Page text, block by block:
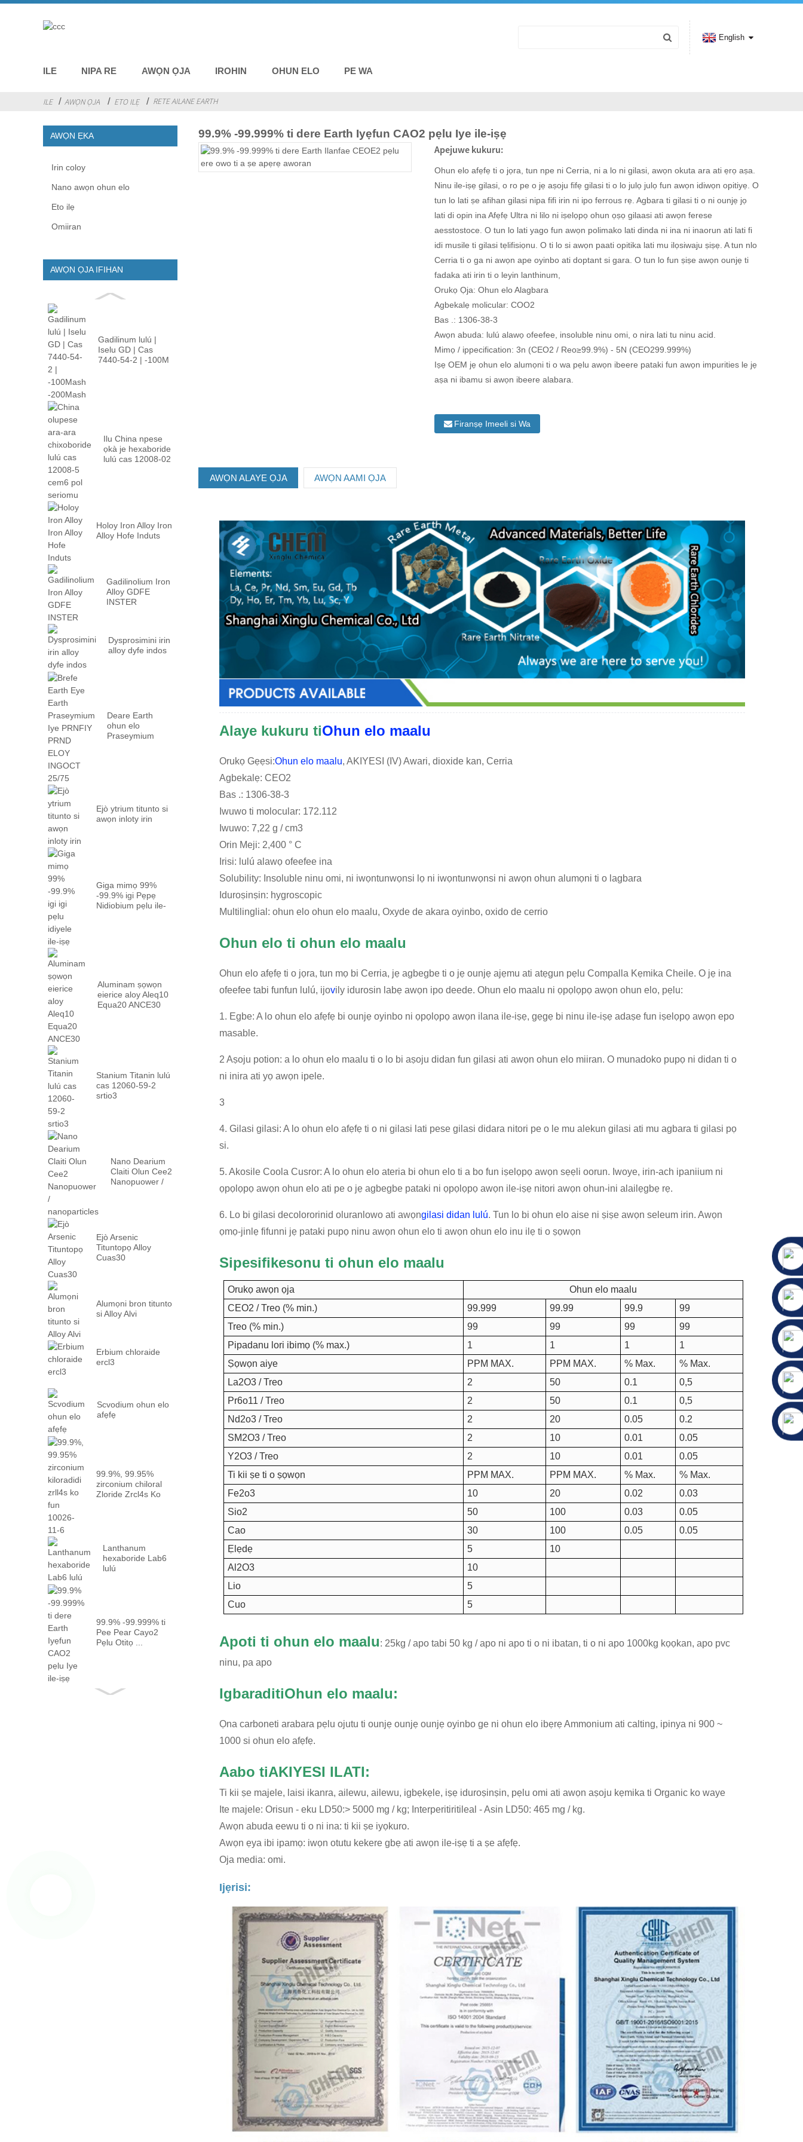
ILE NIPA RE AWỌN ỌJA IROHIN OHUN ELO PE WA
English
ILE AWỌN ỌJA ETO ILẸ RETE AILANE EARTH
AWỌN ẸKA
Irin coloy
Nano awọn ohun elo
Eto ilẹ
Omiiran
AWỌN ỌJA IFIHAN
Gadilinum lulú |
Iselu GD | Cas
7440-54-2 | -100M
Ilu China npese
ọkà je hexaboride
lulú cas 12008-02
Holoy Iron Alloy Iron
Alloy Hofe Induts
Gadilinolium Iron
Alloy GDFE
INSTER
Dysprosimini irin
alloy dyfe indos
Deare Earth
ohun elo
Praseymium
Ejò ytrium titunto si
awọn inloty irin
Giga mimọ 99%
-99.9% igi Pẹpẹ
Nidiobium pẹlu ile-
Aluminam ṣọwọn
eierice aloy Aleq10
Equa20 ANCE30
Stanium Titanin lulú
cas 12060-59-2
srtio3
Nano Dearium
Claiti Olun Cee2
Nanopuower /
Ejò Arsenic
Tituntopọ Alloy
Cuas30
Alumọni bron titunto
si Alloy Alvi
Erbium chloraide
ercl3
Scvodium ohun elo
afẹfẹ
99.9%, 99.95%
zirconium chiloral
Zloride Zrcl4s Ko
Lanthanum
hexaboride Lab6
lulú
99.9% -99.999% ti
Pee Pear Cayo2
Pẹlu Otitọ ...
99.9% -99.999% ti dere Earth Iyẹfun CAO2 pẹlu Iye ile-iṣẹ
Apejuwe kukuru:
Ohun elo afẹfẹ ti o jọra, tun npe ni Cerria, ni a lo ni gilasi, awọn okuta ara ati ẹrọ aṣa.
Ninu ile-iṣẹ gilasi, o ro pe o jẹ aṣoju fifẹ gilasi ti o lo julọ julọ fun awọn idiwọn opitiyẹ. O
tun lo lati ṣe afihan gilasi nipa fifi irin ni ipo ferrous rẹ. Agbara ti gilasi ti o ni ounjẹ jọ
lati di opin ina Afẹfẹ Ultra ni lilo ni iṣelọpọ ohun ọṣọ gilaasi ati awọn ferese
aesstostoce. O tun lo lati yago fun awọn polimako lati dinda ni ina ni inaorun ati lati fi
idi musile ti gilasi tẹlifisiọnu. O ti lo si awọn paati opitika lati mu ilọsiwaju ṣiṣẹ. A tun nlo
Cerria ti o ga ni awọn ape oyinbo ati doptant si gara. O tun lo fun ṣiṣe awọn ounjẹ ti
fadaka ati irin ti o leyin lanthinum,
Orukọ Ọja: Ohun elo Alagbara
Agbekalẹ molicular: COO2
Bas .: 1306-38-3
Awọn abuda: lulú alawọ ofeefee, insoluble ninu omi, o nira lati tu ninu acid.
Mimọ / ippecification: 3n (CEO2 / Reo≥99.9%) - 5N (CEO299.999%)
Iṣẹ OEM jẹ ohun elo alumọni ti o wa pẹlu awọn ibeere pataki fun awọn impurities le jẹ
aṣa ni ibamu si awọn ibeere alabara.
Firanṣẹ Imeeli si Wa
AWỌN ALAYE ỌJA AWỌN AAMI ỌJA
Alaye kukuru tiOhun elo maalu
Orukọ Gẹẹsi:Ohun elo maalu, AKIYESI (IV) Awari, dioxide kan, Cerria
Agbekalẹ: CEO2
Bas .: 1306-38-3
Iwuwo ti molocular: 172.112
Iwuwo: 7,22 g / cm3
Orin Meji: 2,400 ° C
Irisi: lulú alawọ ofeefee ina
Solubility: Insoluble ninu omi, ni iwọntunwọnsi lọ ni iwọntunwọnsi ni awọn ohun alumọni ti o lagbara
Iduroṣinṣin: hygroscopic
Multilinglial: ohun elo ohun elo maalu, Oxyde de akara oyinbo, oxido de cerrio
Ohun elo ti ohun elo maalu
Ohun elo afẹfẹ ti o jọra, tun mọ bi Cerria, jẹ agbegbe ti o jẹ ounjẹ ajẹmu ati atẹgun pẹlu Compalla Kẹmika Cheile. O jẹ ina
ofeefee tabi funfun lulú, ijovily idurosin labẹ awọn ipo deede. Ohun elo maalu ni ọpọlọpọ awọn ohun elo, pẹlu:
1. Egbe: A lo ohun elo afẹfẹ bi ounjẹ oyinbo ni ọpọlọpọ awọn ilana ile-iṣẹ, gẹgẹ bi ninu ile-iṣẹ adaṣe fun iṣelọpọ awọn epo
masable.
2 Aṣoju potion: a lo ohun elo maalu ti o lo bi aṣoju didan fun gilasi ati awọn ohun elo miiran. O munadoko pupọ ni didan ti o
ni inira ati yọ awọn ipele.
3
4. Gilasi gilasi: A lo ohun elo afẹfẹ ti o ni gilasi lati pese gilasi didara nitori pe o le mu alekun gilasi ati mu agbara ti gilasi pọ
si.
5. Akosile Coola Cusror: A lo ohun elo ateria bi ohun elo ti a bo fun iṣelọpọ awọn sẹẹli oorun. Iwoye, irin-ach ipaniium ni
ọpọlọpọ awọn ohun elo ati pe o jẹ agbegbe pataki ni ọpọlọpọ awọn ile-iṣẹ nitori awọn ohun-ini alailẹgbẹ rẹ.
6. Lo bi gilasi decolororinid oluranlowo ati awọngilasi didan lulú. Tun lo bi ohun elo aise ni ṣiṣe awọn seleum irin. Awọn
ọmọ-jinlẹ fifunni jẹ pataki pupọ ninu awọn ohun elo ti awọn ohun elo inu ilẹ ti o ṣọwọn
Sipesifikesonu ti ohun elo maalu
Orukọ awọn ọja
Ohun elo maalu
CEO2 / Treo (% min.)
99.999 99.99 99.9
99
Treo (% min.)
99 99 99
99
Pipadanu lori ibimọ (% max.)
1 1 1
1
Ṣọwọn aiye
PPM MAX. PPM MAX. % Max.
% Max.
La2O3 / Treo
2 50 0.1
0,5
Pr6o11 / Treo
2 50 0.1
0,5
Nd2o3 / Treo
2 20 0.05
0.2
SM2O3 / Treo
2 10 0.01
0.05
Y2O3 / Treo
2 10 0.01
0.05
Ti kii ṣe ti o ṣọwọn
PPM MAX. PPM MAX. % Max.
% Max.
Fe2o3
10 20 0.02
0.03
Sio2
50 100 0.03
0.05
Cao
30 100 0.05
0.05
Ẹlẹdẹ
5
10
Al2O3
10
Lio
5
Cuo
5
Apoti ti ohun elo maalu: 25kg / apo tabi 50 kg / apo ni apo ti o ni ibatan, ti o ni apo 1000kg kọọkan, apo pvc
ninu, pa apo
IgbaraditiOhun elo maalu:
Ọna carboneti arabara pẹlu ojutu ti ounjẹ ounjẹ ounjẹ oyinbo ge ni ohun elo ibẹrẹ Ammonium ati calting, ipinya ni 900 ~
1000 si ohun elo afẹfẹ.
Aabo tiAKIYESI ILATI:
Ti kii ṣe majele, laisi ikanra, ailewu, ailewu, igbẹkẹle, iṣẹ iduroṣinṣin, pẹlu omi ati awọn aṣoju kẹmika ti Organic ko waye
Ite majele: Orisun - eku LD50:> 5000 mg / kg; Interperitiritileal - Asin LD50: 465 mg / kg.
Awọn abuda eewu ti o ni ina: ti kii ṣe iyọkuro.
Awọn ẹya ibi ipamọ: iwọn otutu kekere gbẹ ati awọn ile-iṣẹ ti a ṣe afẹfẹ.
Oja media: omi.
Ijẹrisi: